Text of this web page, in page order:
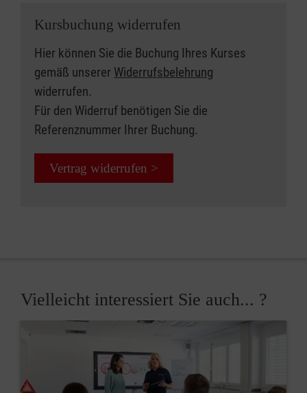
Kursbuchung widerrufen
Hier können Sie die Buchung Ihres Kurses
gemäß unserer Widerrufsbelehrung
widerrufen.
Für den Widerruf benötigen Sie die
Referenznummer Ihrer Buchung.
Vertrag widerrufen >
Vielleicht interessiert Sie auch... ?